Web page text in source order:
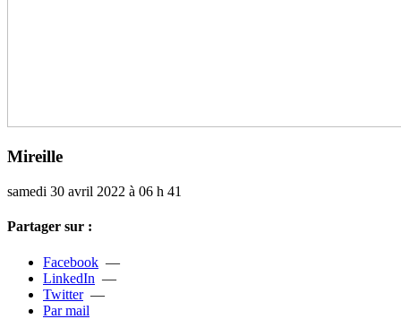
Mireille
samedi 30 avril 2022 à 06 h 41
Partager sur :
Facebook —
LinkedIn —
Twitter—
Par mail